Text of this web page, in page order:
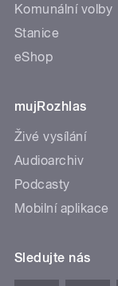
Komunální volby
Stanice
eShop
mujRozhlas
Živé vysílání
Audioarchiv
Podcasty
Mobilní aplikace
Sledujte nás